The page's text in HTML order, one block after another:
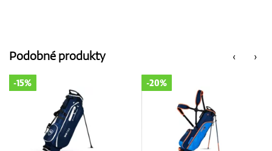
‹
Podobné produkty ›